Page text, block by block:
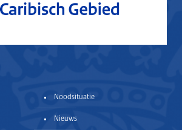
Noodsituatie
Nieuws